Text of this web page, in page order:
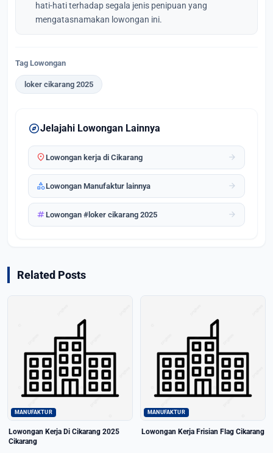
hati-hati terhadap segala jenis penipuan yang
mengatasnamakan lowongan ini.
Tag Lowongan
loker cikarang 2025
exploreJelajahi Lowongan Lainnya
location_onLowongan kerja di Cikarang arrow_forward
categoryLowongan Manufaktur lainnya arrow_forward
tagLowongan #loker cikarang 2025 arrow_forward
Related Posts
MANUFAKTUR
Lowongan Kerja Di Cikarang 2025
Cikarang
MANUFAKTUR
Lowongan Kerja Frisian Flag Cikarang